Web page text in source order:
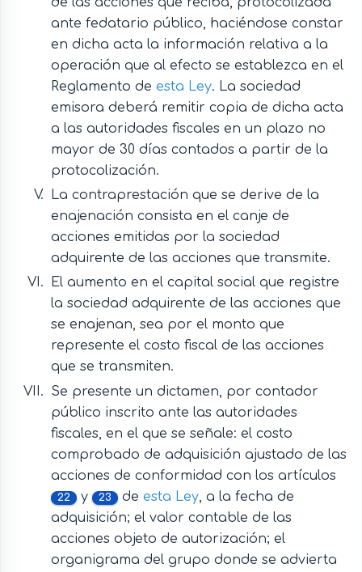
ante fedatario público, haciéndose constar
en dicha acta la información relativa a la
operación que al efecto se establezca en el
Reglamento de esta Ley. La sociedad
emisora deberá remitir copia de dicha acta
a las autoridades fiscales en un plazo no
mayor de 30 días contados a partir de la
protocolización.
La contraprestación que se derive de la
enajenación consista en el canje de
acciones emitidas por la sociedad
adquirente de las acciones que transmite.
El aumento en el capital social que registre
la sociedad adquirente de las acciones que
se enajenan, sea por el monto que
represente el costo fiscal de las acciones
que se transmiten.
Se presente un dictamen, por contador
público inscrito ante las autoridades
fiscales, en el que se señale: el costo
comprobado de adquisición ajustado de las
acciones de conformidad con los artículos
22 y 23 de esta Ley, a la fecha de
adquisición; el valor contable de las
acciones objeto de autorización; el
organigrama del grupo donde se advierta